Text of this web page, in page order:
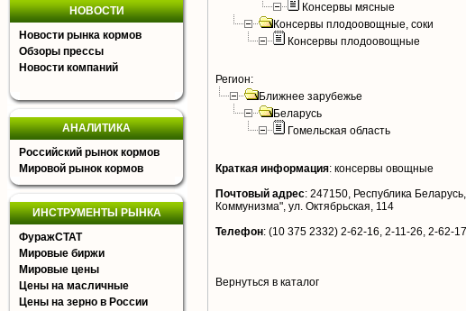
НОВОСТИ
Новости рынка кормов
Обзоры прессы
Новости компаний
АНАЛИТИКА
Российский рынок кормов
Мировой рынок кормов
ИНСТРУМЕНТЫ РЫНКА
ФуражСТАТ
Мировые биржи
Мировые цены
Цены на масличные
Цены на зерно в России
Консервы мясные
Консервы плодоовощные, соки
Консервы плодоовощные
Регион:
Ближнее зарубежье
Беларусь
Гомельская область
Краткая информация: консервы овощные
Почтовый адрес: 247150, Республика
Коммунизма", ул. Октябрьская, 114
Телефон: (10 375 2332) 2-62-16, 2-11-26, 2-62-17
Вернуться в каталог